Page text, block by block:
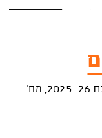
2 פעמים (מח' 11 עונת 2025-26, מח'